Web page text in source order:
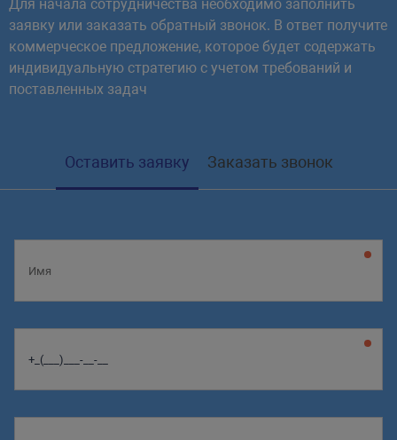
Для начала сотрудничества необходимо заполнить
заявку или заказать обратный звонок. В ответ получите
коммерческое предложение, которое будет содержать
индивидуальную стратегию с учетом требований и
поставленных задач
Оставить заявку Заказать звонок